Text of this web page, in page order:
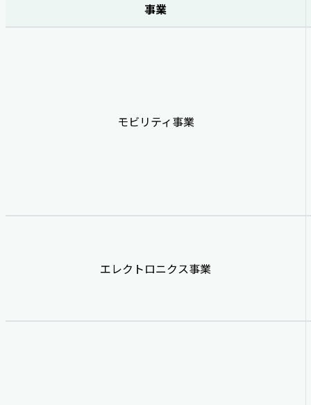
事業
モビリティ事業
エレクトロニクス事業